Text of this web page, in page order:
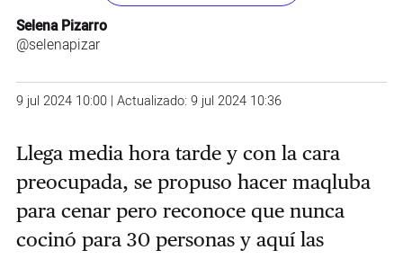
Selena Pizarro
@selenapizar
9 jul 2024 10:00 | Actualizado: 9 jul 2024 10:36
Llega media hora tarde y con la cara
preocupada, se propuso hacer maqluba
para cenar pero reconoce que nunca
cocinó para 30 personas y aquí las